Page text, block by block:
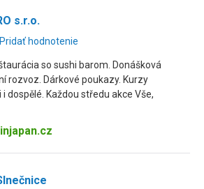
s.r.o.
Pridať hodnotenie
so sushi barom. Donášková
rozvoz. Dárkové poukazy. Kurzy
dospělé. Každou středu akce Vše,